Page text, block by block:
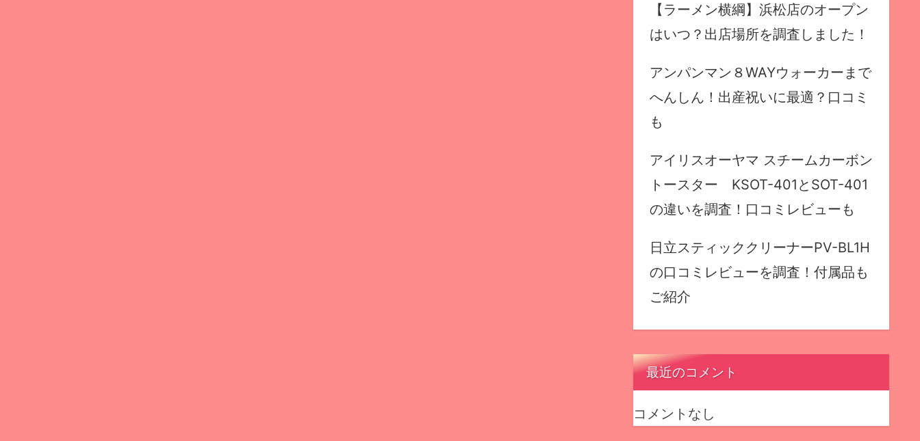
【ラーメン横綱】浜松店のオープン
はいつ？出店場所を調査しました！
アンパンマン８WAYウォーカーまで
へんしん！出産祝いに最適？口コミ
も
アイリスオーヤマ スチームカーボン
トースター KSOT-401とSOT-401
の違いを調査！口コミレビューも
日立スティッククリーナーPV-BL1H
の口コミレビューを調査！付属品も
ご紹介
最近のコメント
コメントなし